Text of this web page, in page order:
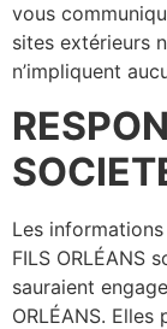
vous
sites extérieurs
n’impliquent
Les
FILS ORLÉANS
sauraient
ORLÉANS.